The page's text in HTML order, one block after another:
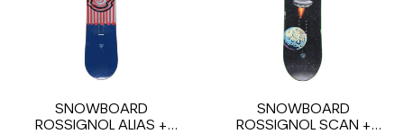
SNOWBOARD
ROSSIGNOL ALIAS +
SNOWBOARD
ROSSIGNOL SCAN +